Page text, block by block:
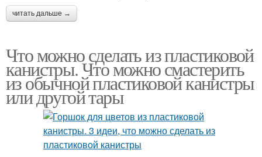
читать дальше →
Что можно сделать из пластиковой
канистры. Что можно смастерить
из обычной пластиковой канистры
или другой тары